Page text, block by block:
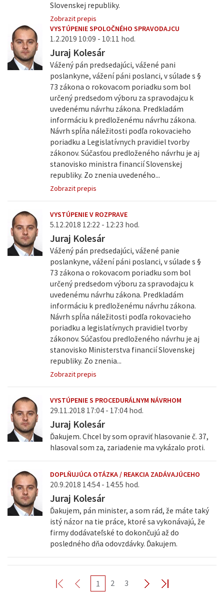
Slovenskej republiky.
Zobrazit prepis
VYSTÚPENIE SPOLOČNÉHO SPRAVODAJCU
1.2.2019 10:09 - 10:11 hod.
Juraj Kolesár
Vážený pán predsedajúci, vážené pani
poslankyne, vážení páni poslanci, v súlade s §
73 zákona o rokovacom poriadku som bol
určený predsedom výboru za spravodajcu k
uvedenému návrhu zákona. Predkladám
informáciu k predloženému návrhu zákona.
Návrh spĺňa náležitosti podľa rokovacieho
poriadku a Legislatívnych pravidiel tvorby
zákonov. Súčasťou predloženého návrhu je aj
stanovisko ministra financií Slovenskej
republiky. Zo znenia uvedeného...
Zobrazit prepis
VYSTÚPENIE V ROZPRAVE
5.12.2018 12:22 - 12:23 hod.
Juraj Kolesár
Vážený pán predsedajúci, vážené panie
poslankyne, vážení páni poslanci, v súlade s §
73 zákona o rokovacom poriadku som bol
určený predsedom výboru za spravodajcu k
uvedenému návrhu zákona. Predkladám
informáciu k predloženému návrhu zákona.
Návrh spĺňa náležitosti podľa rokovacieho
poriadku a legislatívnych pravidiel tvorby
zákonov. Súčasťou predloženého návrhu je aj
stanovisko Ministerstva financií Slovenskej
republiky. Zo znenia...
Zobrazit prepis
VYSTÚPENIE S PROCEDURÁLNYM NÁVRHOM
29.11.2018 17:04 - 17:04 hod.
Juraj Kolesár
Ďakujem. Chcel by som opraviť hlasovanie č. 37,
hlasoval som za, zariadenie ma vykázalo proti.
DOPLŇUJÚCA OTÁZKA / REAKCIA ZADÁVAJÚCEHO
20.9.2018 14:54 - 14:55 hod.
Juraj Kolesár
Ďakujem, pán minister, a som rád, že máte taký
istý názor na tie práce, ktoré sa vykonávajú, že
firmy dodávateľské to dokončujú až do
posledného dňa odovzdávky. Ďakujem.
1 2 3